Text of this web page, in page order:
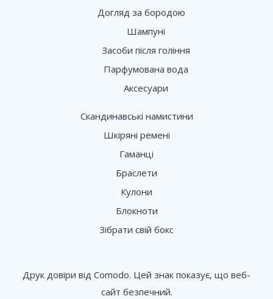
Догляд за бородою
Шампуні
Засоби після гоління
Парфумована вода
Аксесуари
Скандинавські намистини
Шкіряні ремені
Гаманці
Браслети
Кулони
Блокноти
Зібрати свій бокс
Друк довіри від Comodo. Цей знак показує, що веб-
сайт безпечний.